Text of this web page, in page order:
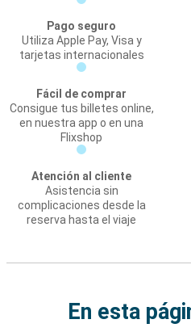
Pago seguro
Utiliza Apple Pay, Visa y
tarjetas internacionales
Fácil de comprar
Consigue tus billetes online,
en nuestra app o en una
Flixshop
Atención al cliente
Asistencia sin
complicaciones desde la
reserva hasta el viaje
En esta